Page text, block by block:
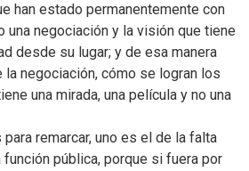
han estado permanentemente con
una negociación y la visión que tiene
desde su lugar; y de esa manera
negociación, cómo se logran los
una mirada, una película y no una
remarcar, uno es el de la falta
pública, porque si fuera por